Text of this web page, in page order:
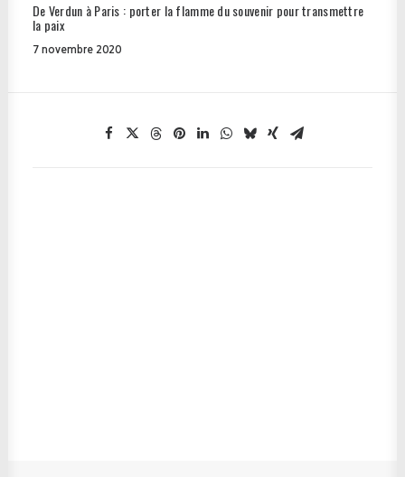
De Verdun à Paris : porter la flamme du souvenir pour transmettre
la paix
7 novembre 2020